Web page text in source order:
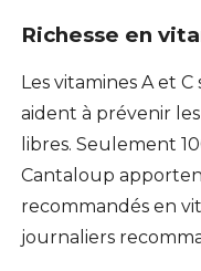
Richesse en
Les vitamines A et
aident à prévenir
libres. Seulement
Cantaloup
recommandés en
journaliers